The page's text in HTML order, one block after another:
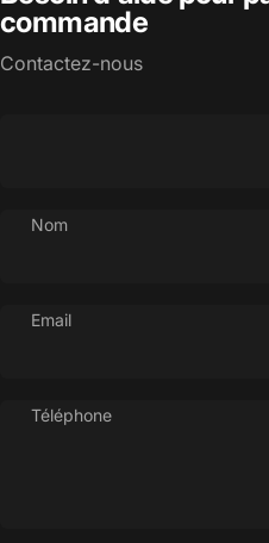
commande
Contactez-nous
Nom
Email
Téléphone